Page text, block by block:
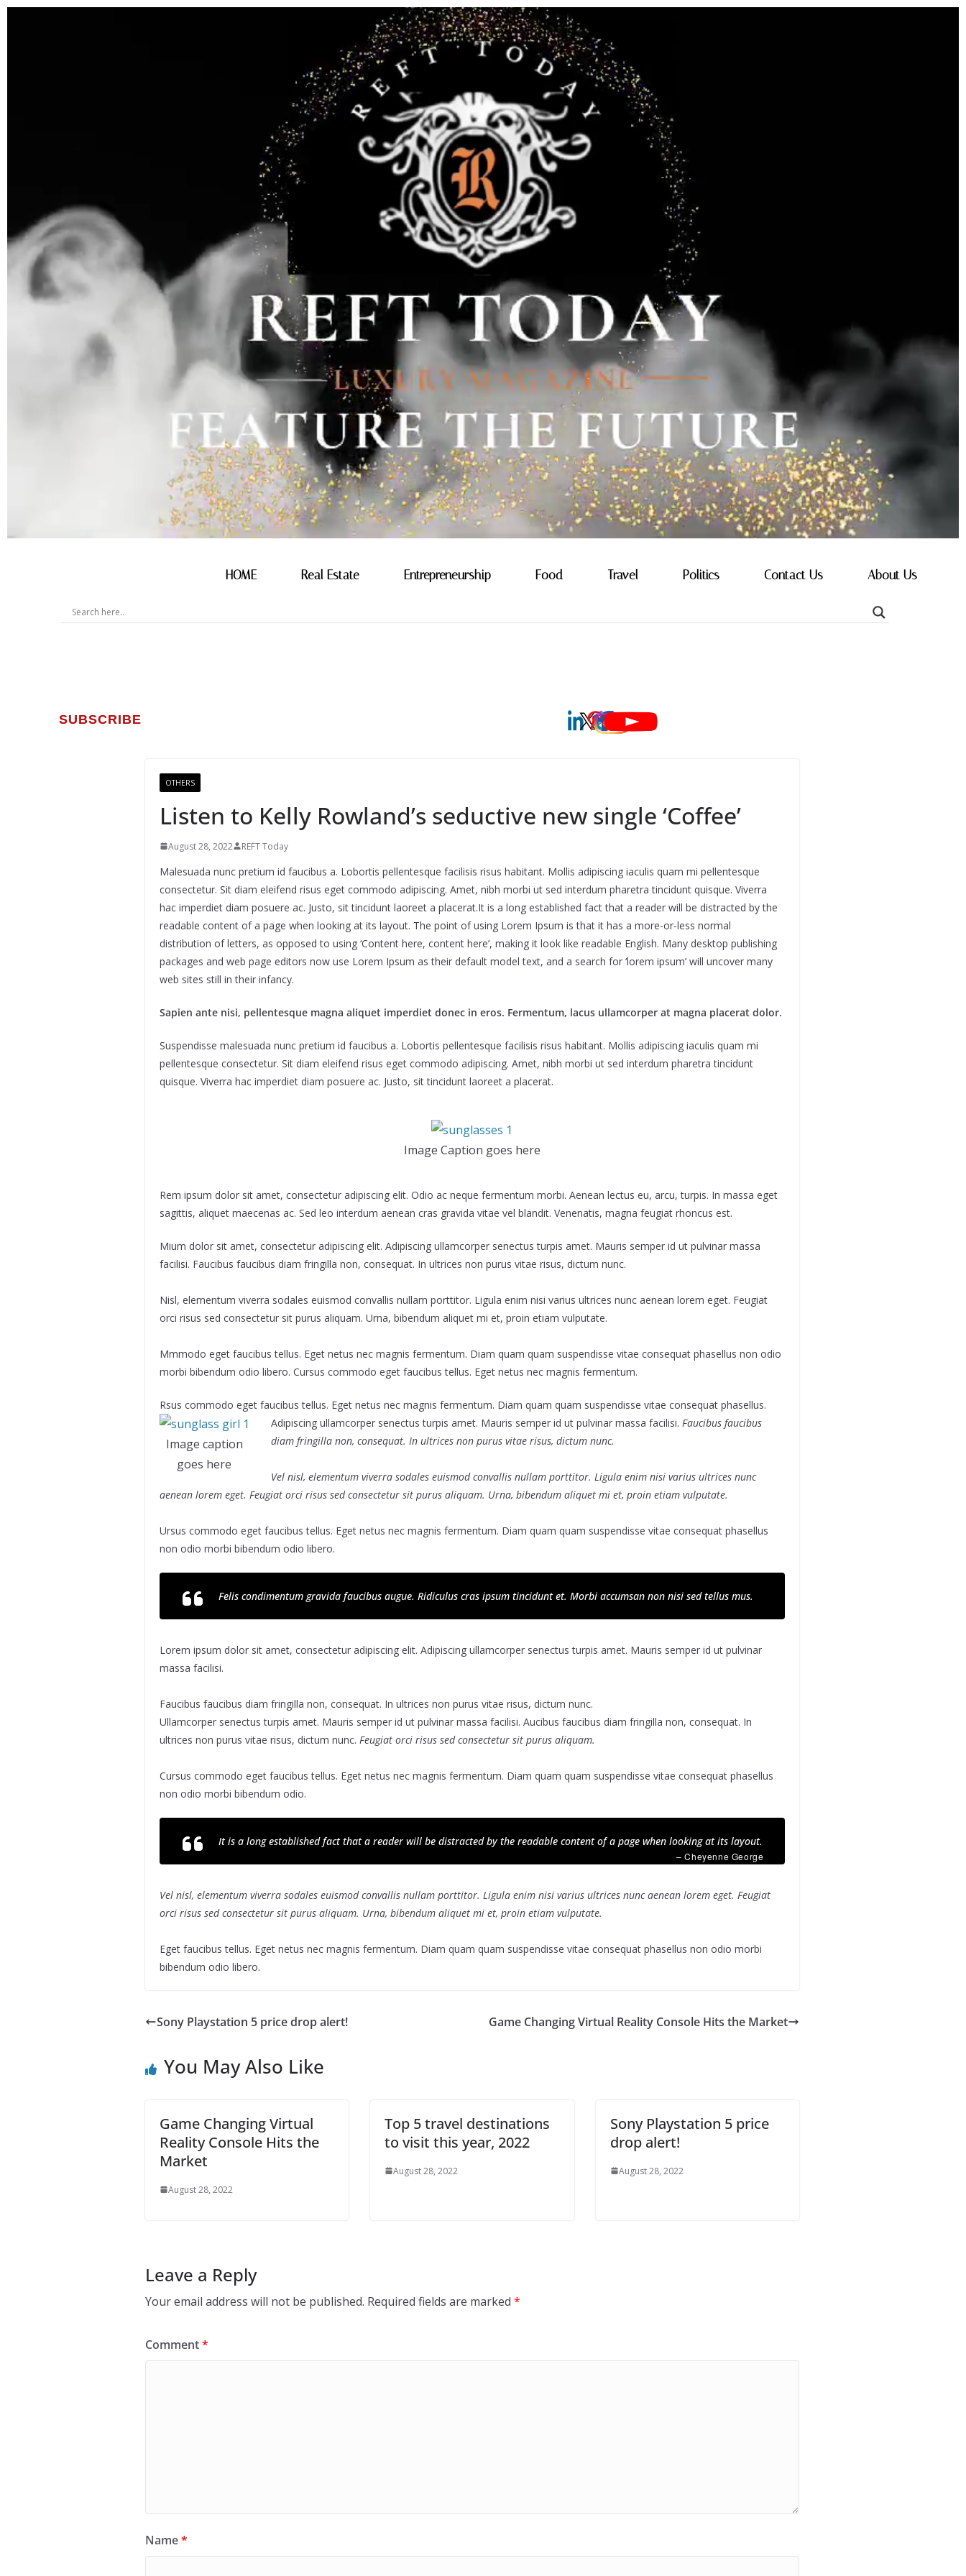
SUBSCRIBE
HOME Real Estate Entrepreneurship Food Travel Politics Contact Us About Us
OTHERS
Listen to Kelly Rowland’s seductive new single ‘Coffee’
August 28, 2022 REFT Today
Malesuada nunc pretium id faucibus a. Lobortis pellentesque facilisis risus habitant. Mollis adipiscing iaculis quam mi pellentesque
consectetur. Sit diam eleifend risus eget commodo adipiscing. Amet, nibh morbi ut sed interdum pharetra tincidunt quisque. Viverra
hac imperdiet diam posuere ac. Justo, sit tincidunt laoreet a placerat.It is a long established fact that a reader will be distracted by the
readable content of a page when looking at its layout. The point of using Lorem Ipsum is that it has a more-or-less normal
distribution of letters, as opposed to using ‘Content here, content here’, making it look like readable English. Many desktop publishing
packages and web page editors now use Lorem Ipsum as their default model text, and a search for ‘lorem ipsum’ will uncover many
web sites still in their infancy.
Sapien ante nisi, pellentesque magna aliquet imperdiet donec in eros. Fermentum, lacus ullamcorper at magna placerat dolor.
Suspendisse malesuada nunc pretium id faucibus a. Lobortis pellentesque facilisis risus habitant. Mollis adipiscing iaculis quam mi
pellentesque consectetur. Sit diam eleifend risus eget commodo adipiscing. Amet, nibh morbi ut sed interdum pharetra tincidunt
quisque. Viverra hac imperdiet diam posuere ac. Justo, sit tincidunt laoreet a placerat.
Image Caption goes here
Rem ipsum dolor sit amet, consectetur adipiscing elit. Odio ac neque fermentum morbi. Aenean lectus eu, arcu, turpis. In massa eget
sagittis, aliquet maecenas ac. Sed leo interdum aenean cras gravida vitae vel blandit. Venenatis, magna feugiat rhoncus est.
Mium dolor sit amet, consectetur adipiscing elit. Adipiscing ullamcorper senectus turpis amet. Mauris semper id ut pulvinar massa
facilisi. Faucibus faucibus diam fringilla non, consequat. In ultrices non purus vitae risus, dictum nunc.
Nisl, elementum viverra sodales euismod convallis nullam porttitor. Ligula enim nisi varius ultrices nunc aenean lorem eget. Feugiat
orci risus sed consectetur sit purus aliquam. Urna, bibendum aliquet mi et, proin etiam vulputate.
Mmmodo eget faucibus tellus. Eget netus nec magnis fermentum. Diam quam quam suspendisse vitae consequat phasellus non odio
morbi bibendum odio libero. Cursus commodo eget faucibus tellus. Eget netus nec magnis fermentum.
Rsus commodo eget faucibus tellus. Eget netus nec magnis fermentum. Diam quam quam suspendisse vitae consequat phasellus.
Image caption
goes here
Adipiscing ullamcorper senectus turpis amet. Mauris semper id ut pulvinar massa facilisi. Faucibus faucibus
diam fringilla non, consequat. In ultrices non purus vitae risus, dictum nunc.
Vel nisl, elementum viverra sodales euismod convallis nullam porttitor. Ligula enim nisi varius ultrices nunc
aenean lorem eget. Feugiat orci risus sed consectetur sit purus aliquam. Urna, bibendum aliquet mi et, proin etiam vulputate.
Ursus commodo eget faucibus tellus. Eget netus nec magnis fermentum. Diam quam quam suspendisse vitae consequat phasellus
non odio morbi bibendum odio libero.
Felis condimentum gravida faucibus augue. Ridiculus cras ipsum tincidunt et. Morbi accumsan non nisi sed tellus mus.
Lorem ipsum dolor sit amet, consectetur adipiscing elit. Adipiscing ullamcorper senectus turpis amet. Mauris semper id ut pulvinar
massa facilisi.
Faucibus faucibus diam fringilla non, consequat. In ultrices non purus vitae risus, dictum nunc.
Ullamcorper senectus turpis amet. Mauris semper id ut pulvinar massa facilisi. Aucibus faucibus diam fringilla non, consequat. In
ultrices non purus vitae risus, dictum nunc. Feugiat orci risus sed consectetur sit purus aliquam.
Cursus commodo eget faucibus tellus. Eget netus nec magnis fermentum. Diam quam quam suspendisse vitae consequat phasellus
non odio morbi bibendum odio.
It is a long established fact that a reader will be distracted by the readable content of a page when looking at its layout.
– Cheyenne George
Vel nisl, elementum viverra sodales euismod convallis nullam porttitor. Ligula enim nisi varius ultrices nunc aenean lorem eget. Feugiat
orci risus sed consectetur sit purus aliquam. Urna, bibendum aliquet mi et, proin etiam vulputate.
Eget faucibus tellus. Eget netus nec magnis fermentum. Diam quam quam suspendisse vitae consequat phasellus non odio morbi
bibendum odio libero.
Sony Playstation 5 price drop alert! Game Changing Virtual Reality Console Hits the Market
You May Also Like
Game Changing Virtual
Reality Console Hits the
Market
August 28, 2022
Top 5 travel destinations
to visit this year, 2022
August 28, 2022
Sony Playstation 5 price
drop alert!
August 28, 2022
Leave a Reply
Your email address will not be published. Required fields are marked *
Comment*
Name*